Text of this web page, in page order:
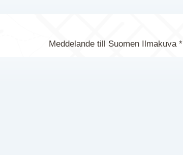
Meddelande till Suomen Ilmakuva *